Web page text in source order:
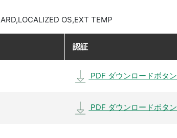
OS,EXT TEMP
認証
PDF ダウンロードボタン
PDF ダウンロードボタン